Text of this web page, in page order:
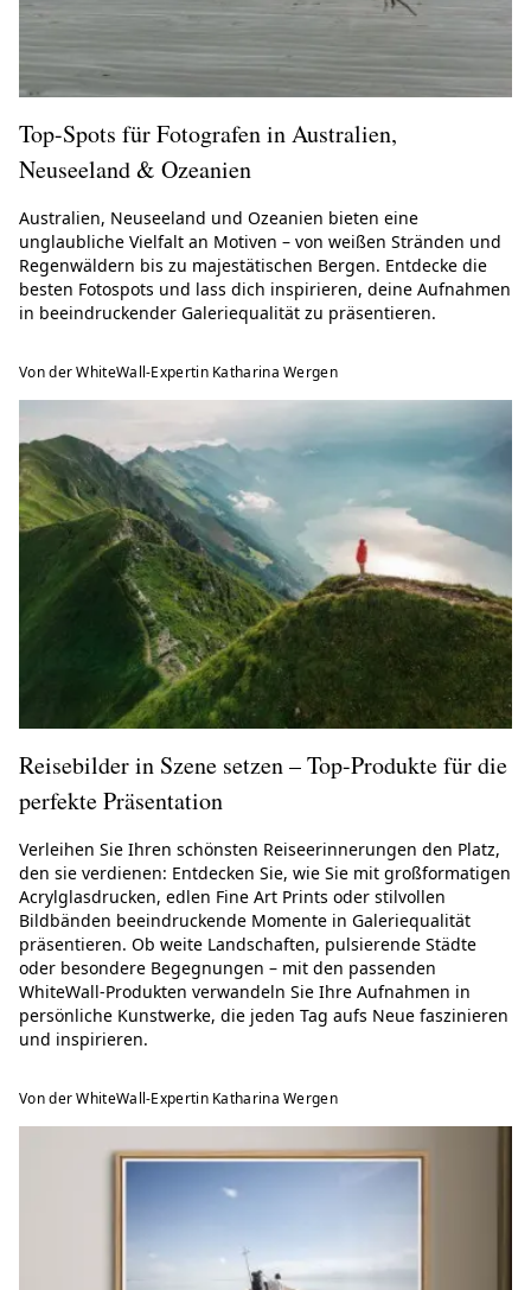
Top-Spots für Fotografen in Australien,
Neuseeland & Ozeanien
Australien, Neuseeland und Ozeanien bieten eine
unglaubliche Vielfalt an Motiven – von weißen Stränden und
Regenwäldern bis zu majestätischen Bergen. Entdecke die
besten Fotospots und lass dich inspirieren, deine Aufnahmen
in beeindruckender Galeriequalität zu präsentieren.
Von der WhiteWall-Expertin Katharina Wergen
Reisebilder in Szene setzen – Top-Produkte für die
perfekte Präsentation
Verleihen Sie Ihren schönsten Reiseerinnerungen den Platz,
den sie verdienen: Entdecken Sie, wie Sie mit großformatigen
Acrylglasdrucken, edlen Fine Art Prints oder stilvollen
Bildbänden beeindruckende Momente in Galeriequalität
präsentieren. Ob weite Landschaften, pulsierende Städte
oder besondere Begegnungen – mit den passenden
WhiteWall-Produkten verwandeln Sie Ihre Aufnahmen in
persönliche Kunstwerke, die jeden Tag aufs Neue faszinieren
und inspirieren.
Von der WhiteWall-Expertin Katharina Wergen